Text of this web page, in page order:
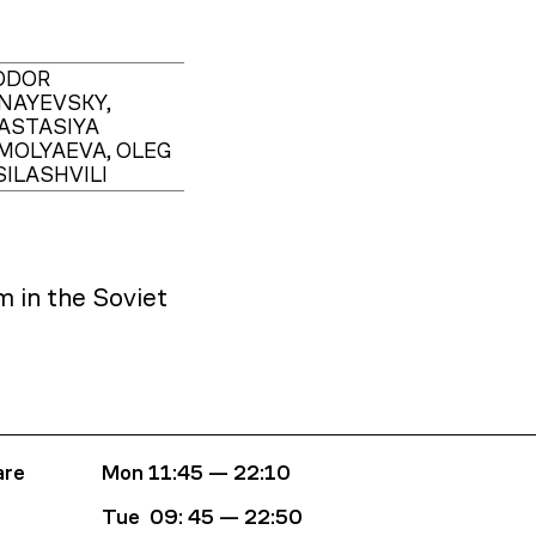
OLEG
in the Soviet
Mon11:45 — 22:10
Tue 09: 45 — 22:50